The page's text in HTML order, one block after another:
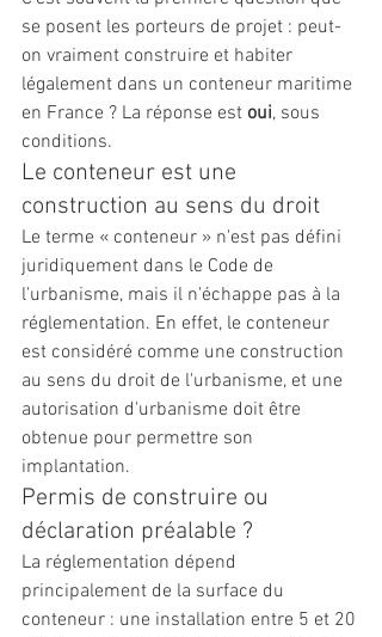
se posent les porteurs de projet : peut-
on vraiment construire et habiter
légalement dans un conteneur maritime
en France ? La réponse est oui, sous
conditions.
Le conteneur est une
construction au sens du droit
Le terme « conteneur » n'est pas défini
juridiquement dans le Code de
l'urbanisme, mais il n'échappe pas à la
réglementation. En effet, le conteneur
est considéré comme une construction
au sens du droit de l'urbanisme, et une
autorisation d'urbanisme doit être
obtenue pour permettre son
implantation.
Permis de construire ou
déclaration préalable ?
La réglementation dépend
principalement de la surface du
conteneur : une installation entre 5 et 20